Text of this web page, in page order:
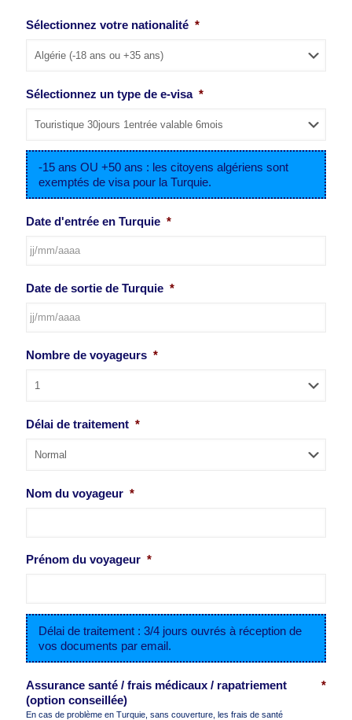
Sélectionnez votre nationalité *
Sélectionnez un type de e-visa *
-15 ans OU +50 ans : les citoyens algériens sont
exemptés de visa pour la Turquie.
Date d'entrée en Turquie *
slash
MM
slash
Date de sortie de Turquie *
slash
slash
Nombre de voyageurs *
Délai de traitement *
Nom du voyageur *
Prénom du voyageur *
Délai de traitement : 3/4 jours ouvrés à réception de
vos documents par email.
Assurance santé / frais médicaux / rapatriement
(option conseillée)
*
En cas de problème en Turquie, sans couverture, les frais de santé